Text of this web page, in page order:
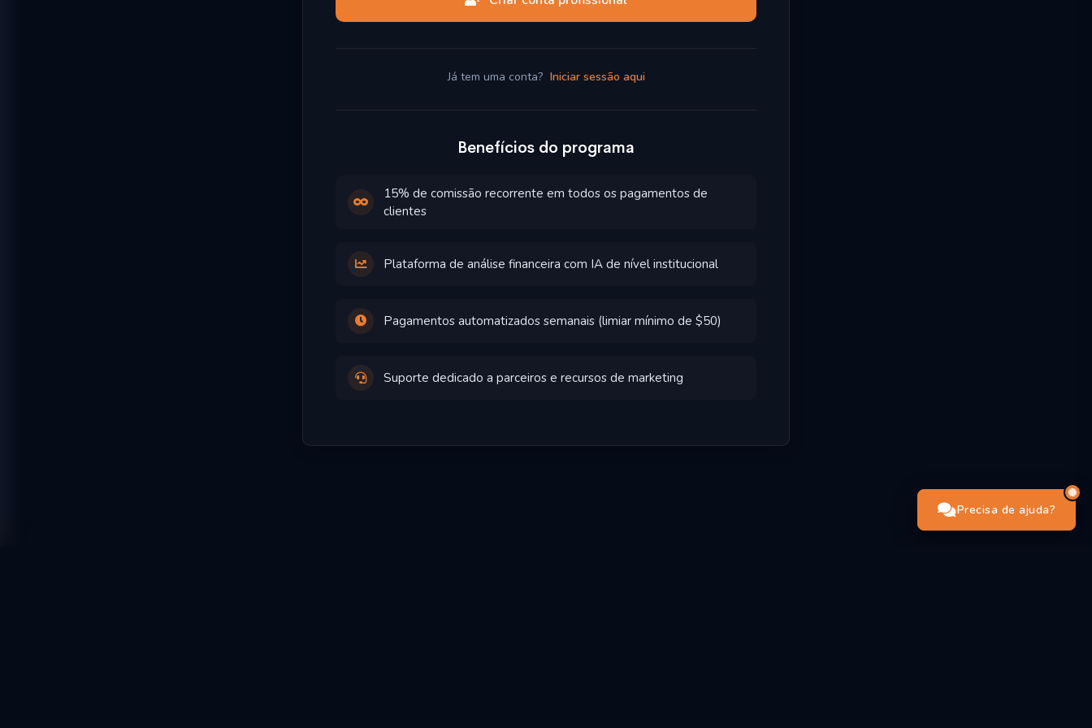
Já tem uma conta? Iniciar sessão aqui
Benefícios do programa
15% de comissão recorrente em todos os pagamentos de
clientes
Plataforma de análise financeira com IA de nível institucional
Pagamentos automatizados semanais (limiar mínimo de $50)
Suporte dedicado a parceiros e recursos de marketing
Precisa de ajuda?